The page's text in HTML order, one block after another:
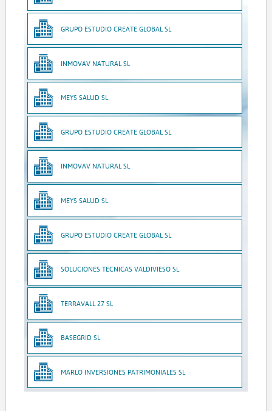
GRUPO ESTUDIO CREATE GLOBAL SL
INMOVAV NATURAL SL
MEYS SALUD SL
GRUPO ESTUDIO CREATE GLOBAL SL
INMOVAV NATURAL SL
MEYS SALUD SL
GRUPO ESTUDIO CREATE GLOBAL SL
SOLUCIONES TECNICAS VALDIVIESO SL
TERRAVALL 27 SL
BASEGRID SL
MARLO INVERSIONES PATRIMONIALES SL